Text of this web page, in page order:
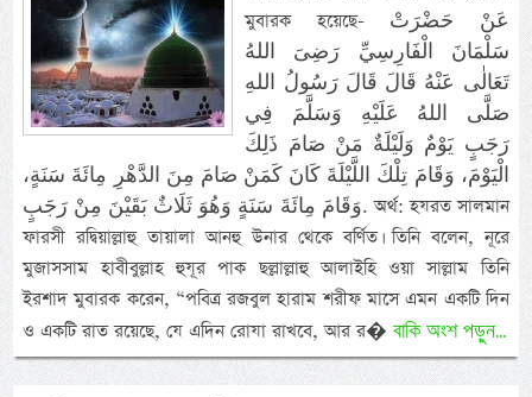
মুবারক হয়েছে- عَنْ حَضْرَتْ
سَلْمَانَ الْفَارِسِيِّ رَضِىَ اللهُ
تَعَالٰى عَنْهُ قَالَ قَالَ رَسُولُ اللهِ
صَلَّى اللهُ عَلَيْهِ وَسَلَّمَ فِي
رَجَبٍ يَوْمٌ وَلَيْلَةٌ مَنْ صَامَ ذَلِكَ
الْيَوْمَ، وَقَامَ تِلْكَ اللَّيْلَةَ كَانَ كَمَنْ صَامَ مِنَ الدَّهْرِ مِائَةَ سَنَةٍ،
وَقَامَ مِائَةَ سَنَةٍ وَهُوَ ثَلَاثٌ بَقَيْنَ مِنْ رَجَبٍ. অর্থ: হযরত সালমান
ফারসী রদ্বিয়াল্লাহু তায়ালা আনহু উনার থেকে বর্ণিত। তিনি বলেন, নূরে
মুজাসসাম হাবীবুল্লাহ হুযূর পাক ছল্লাল্লাহু আলাইহি ওয়া সাল্লাম তিনি
ইরশাদ মুবারক করেন, “পবিত্র রজবুল হারাম শরীফ মাসে এমন একটি দিন
ও একটি রাত রয়েছে, যে এদিন রোযা রাখবে, আর র�বাকি অংশ পড়ুন...